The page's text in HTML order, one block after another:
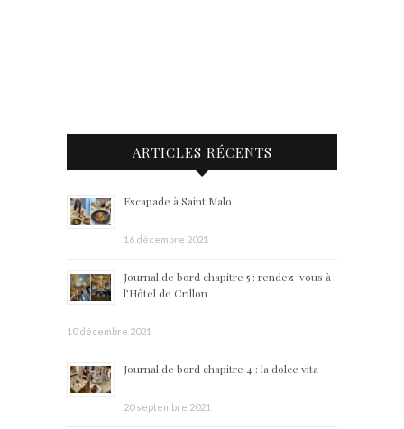
ARTICLES RÉCENTS
Escapade à Saint Malo
16 décembre 2021
Journal de bord chapitre 5 : rendez-vous à
l’Hôtel de Crillon
10 décembre 2021
Journal de bord chapitre 4 : la dolce vita
20 septembre 2021